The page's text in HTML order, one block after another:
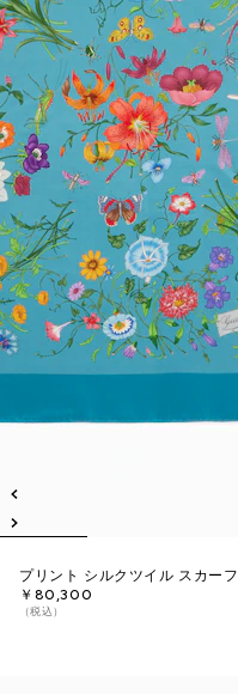
プリント シルクツイル スカーフ
￥80,300
（税込）